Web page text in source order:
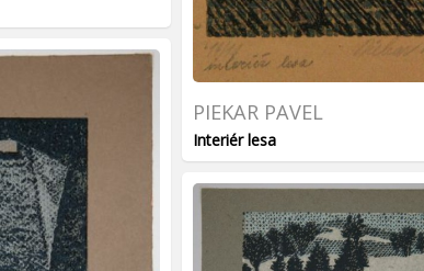
PIEKAR PAVEL
Interiér lesa